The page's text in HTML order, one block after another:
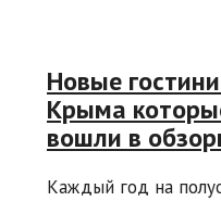
Новые
Крыма
вошли в
Каждый год на